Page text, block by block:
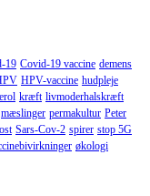
19 Covid-19 vaccine demens
HPV-vaccine hudpleje
kræft livmoderhalskræft
mæslinger permakultur Peter
Sars-Cov-2 spirer stop 5G
økologi